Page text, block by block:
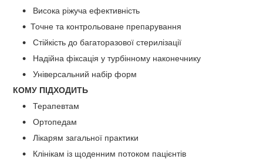
Висока ріжуча ефективність
Точне та контрольоване препарування
Стійкість до багаторазової стерилізації
Надійна фіксація у турбінному наконечнику
Універсальний набір форм
КОМУ ПІДХОДИТЬ
Терапевтам
Ортопедам
Лікарям загальної практики
Клінікам із щоденним потоком пацієнтів